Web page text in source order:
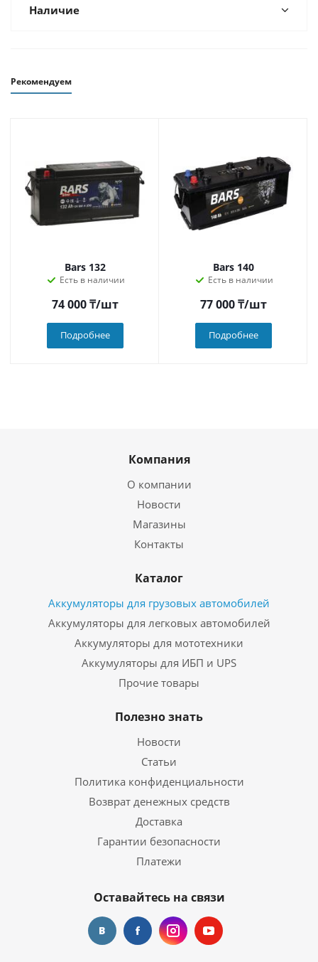
Наличие
Рекомендуем
Bars 132
Есть в наличии
74 000₸/шт
Подробнее
Bars 140
Есть в наличии
77 000₸/шт
Подробнее
Компания
О компании
Новости
Магазины
Контакты
Каталог
Аккумуляторы для грузовых автомобилей
Аккумуляторы для легковых автомобилей
Аккумуляторы для мототехники
Аккумуляторы для ИБП и UPS
Прочие товары
Полезно знать
Новости
Статьи
Политика конфиденциальности
Возврат денежных средств
Доставка
Гарантии безопасности
Платежи
Оставайтесь на связи